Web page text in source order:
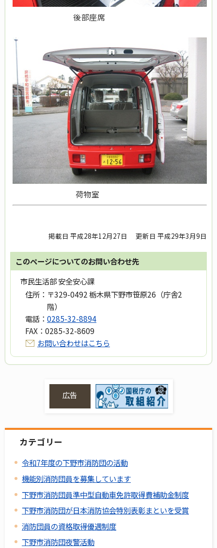
後部座席
荷物室
掲載日 平成28年12月27日 更新日 平成29年3月9日
このページについてのお問い合わせ先
市民生活部 安全安心課
住所： 〒329-0492 栃木県下野市笹原26（庁舎2
階）
電話： 0285-32-8894
FAX： 0285-32-8609
お問い合わせはこちら
広告
カテゴリー
令和7年度の下野市消防団の活動
機能別消防団員を募集しています
下野市消防団員準中型自動車免許取得費補助金制度
下野市消防団が日本消防協会特別表彰まといを受賞
消防団員の資格取得優遇制度
下野市消防団夜警活動